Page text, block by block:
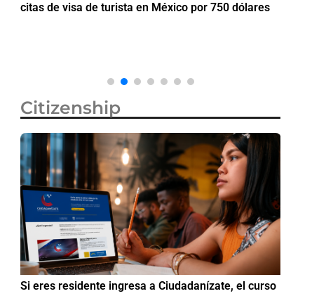
citas de visa de turista en México por 750 dólares
Citizenship
Si eres residente ingresa a Ciudadanízate, el curso